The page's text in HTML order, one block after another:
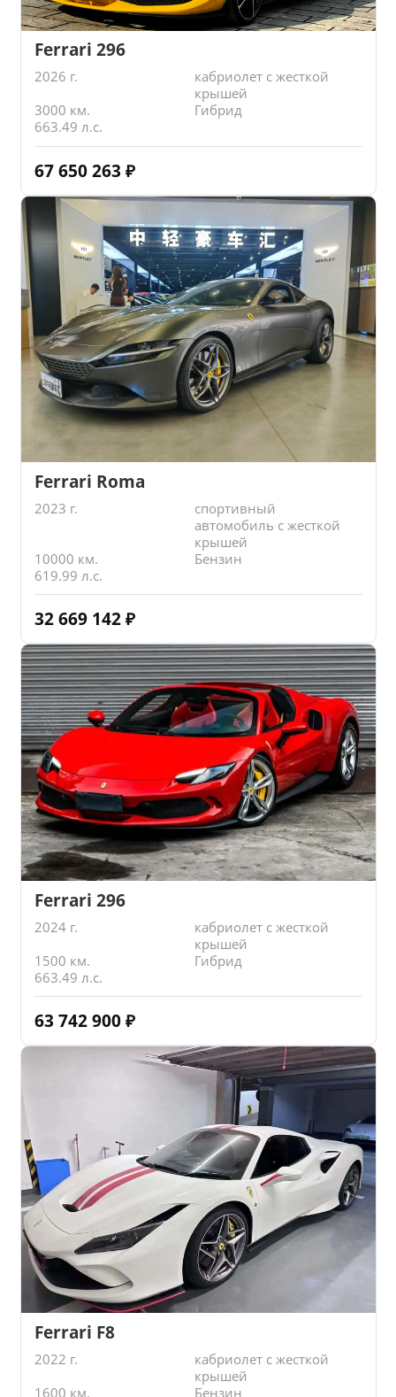
Ferrari 296
2026 г.
кабриолет с жесткой
крышей
3000 км.
Гибрид
663.49 л.с.
67 650 263 ₽
Ferrari Roma
2023 г.
спортивный
автомобиль с жесткой
крышей
10000 км.
Бензин
619.99 л.с.
32 669 142 ₽
Ferrari 296
2024 г.
кабриолет с жесткой
крышей
1500 км.
Гибрид
663.49 л.с.
63 742 900 ₽
Ferrari F8
2022 г.
кабриолет с жесткой
крышей
1600 км.
Бензин